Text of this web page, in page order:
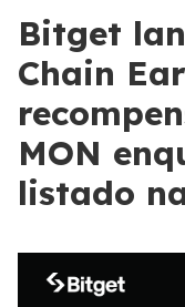
Bitget
Chain
MON
listado